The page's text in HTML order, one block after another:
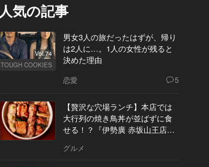
人気の記事
Vol.74
TOUGH COOKIES
男女3人の旅だったはずが、帰り
は2人に…。1人の女性が残ると
決めた理由
恋愛 5
【贅沢な穴場ランチ】本店では
大行列の焼き鳥丼が並ばずに食
せる！？『伊勢廣 赤坂山王店』
グルメ